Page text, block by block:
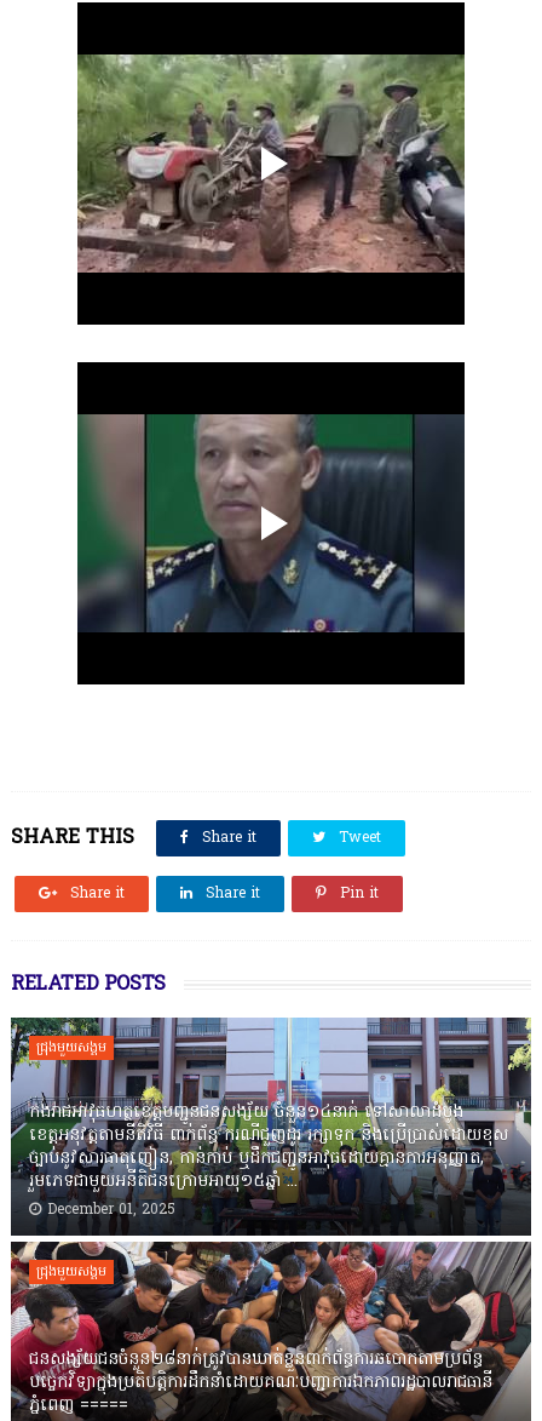
SHARE THIS Share it Tweet
Share it Share it Pin it
RELATED POSTS
ជ្រុងមួយសង្គម
កងរាជឣាវុធហត្ថខេត្តបញ្ជូនជនសង្ស័យ ចំនួន១៤នាក់ ទៅសាលាដំបូង
ខេត្តឣនុវត្តតាមនីតិវិធី ពាក់ព័ន្ធ ករណីជួញដូរ រក្សាទុក និងប្រើប្រាស់ដោយខុស
ច្បាប់នូវសារធាតុញៀន, កាន់កាប់ ឬដឹកជញ្ជូនអាវុធដោយគ្មានការអនុញ្ញាត,
រួមភេទជាមួយអនីតិជនក្រោមអាយុ១៥ឆ្នាំ ...
December 01, 2025
ជ្រុងមួយសង្គម
ជនសង្ស័យជនចំនួន២៨នាក់ត្រូវបានឃាត់ខ្លួនពាក់ព័ន្ធការឆបោកតាមប្រព័ន្ធ
បច្ចេកវិទ្យាក្នុងប្រតិបត្តិការដឹកនាំដោយគណៈបញ្ជាការឯកភាពរដ្ឋបាលរាជធានី
ភ្នំពេញ ‎=====